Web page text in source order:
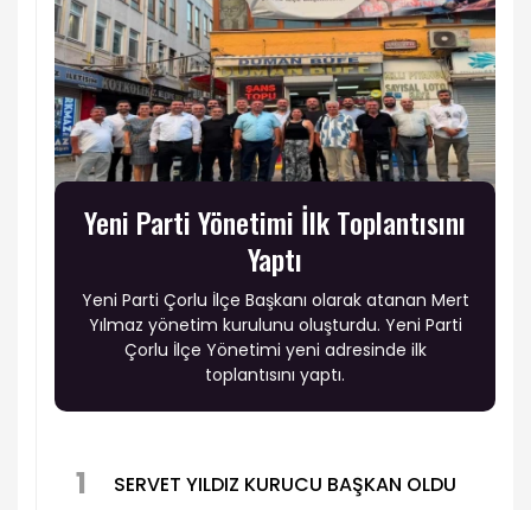
Yeni Parti Yönetimi İlk Toplantısını
Yaptı
Yeni Parti Çorlu İlçe Başkanı olarak atanan Mert
Yılmaz yönetim kurulunu oluşturdu. Yeni Parti
Çorlu İlçe Yönetimi yeni adresinde ilk
toplantısını yaptı.
1 SERVET YILDIZ KURUCU BAŞKAN OLDU